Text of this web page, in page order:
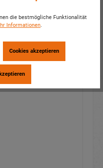
die bestmögliche Funktionalität
Informationen.
Cookies akzeptieren